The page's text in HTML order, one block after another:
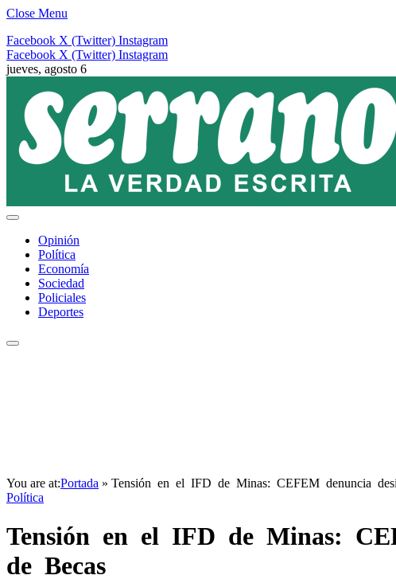
Close Menu
Facebook X (Twitter) Instagram
Facebook X (Twitter) Instagram
jueves, agosto 6
Opinión
Política
Economía
Sociedad
Policiales
Deportes
You are at:Portada » Tensión en el IFD de Minas: CEFEM denuncia
Política
Tensión en el IFD de Minas:
de Becas